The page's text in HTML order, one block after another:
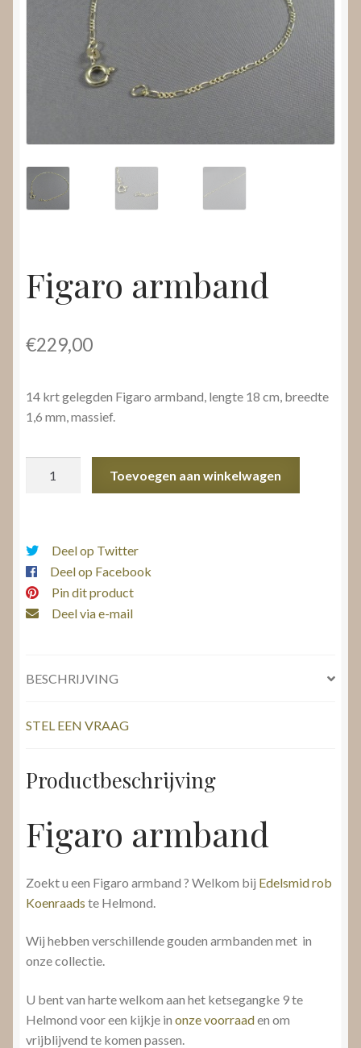
Video’s
Submenu
uitvouwen
Figaro armband
€229,00
14 krt gelegden Figaro armband, lengte 18 cm, breedte
1,6 mm, massief.
Toevoegen aan winkelwagen
Deel op Twitter
Deel op Facebook
Pin dit product
Deel via e-mail
BESCHRIJVING
STEL EEN VRAAG
Productbeschrijving
Figaro armband
Zoekt u een Figaro armband ? Welkom bij Edelsmid rob
Koenraads te Helmond.
Wij hebben verschillende gouden armbanden met in
onze collectie.
U bent van harte welkom aan het ketsegangke 9 te
Helmond voor een kijkje in onze voorraaden om
vrijblijvend te komen passen.